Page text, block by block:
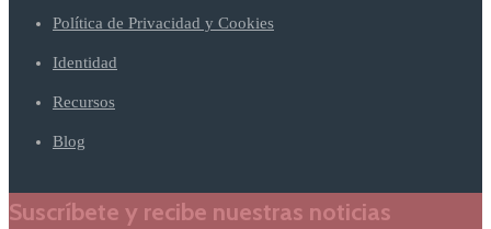
Política de Privacidad y Cookies
Identidad
Recursos
Blog
Suscríbete y recibe nuestras noticias